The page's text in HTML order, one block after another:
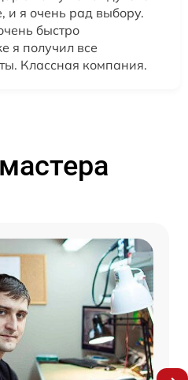
и я очень рад выбору.
быстро
я получил все
Классная компания.